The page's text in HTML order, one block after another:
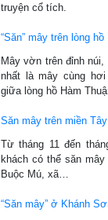
truyện cổ tích.
“Săn” mây trên lòng
Mây vờn trên đỉnh
nhất là mây cùng
giữa lòng hồ Hàm
Săn mây trên miền
Từ tháng 11 đến
khách có thể săn
Buộc Mú, xã…
“Săn mây” ở Khánh